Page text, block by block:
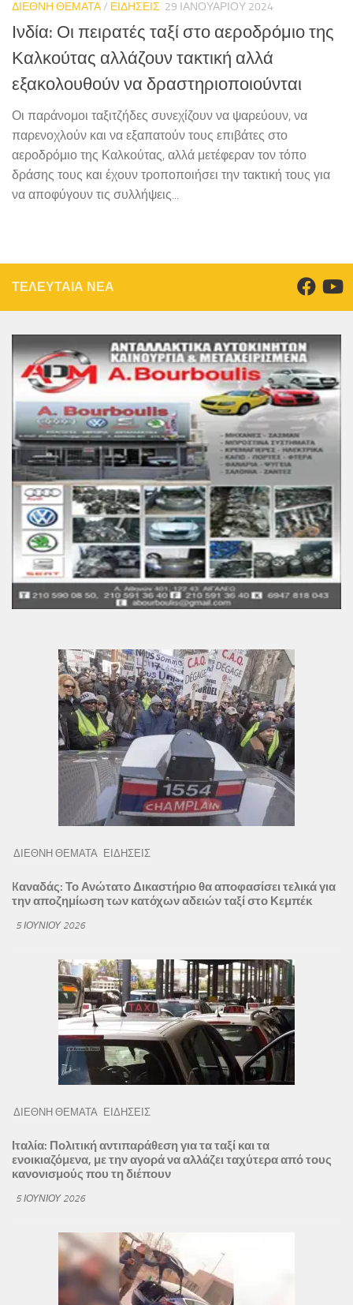
ΔΙΕΘΝΗ ΘΕΜΑΤΑ/ ΕΙΔΗΣΕΙΣ 29 ΙΑΝΟΥΑΡΊΟΥ 2024
Ινδία: Οι πειρατές ταξί στο αεροδρόμιο της
Καλκούτας αλλάζουν τακτική αλλά
εξακολουθούν να δραστηριοποιούνται
Οι παράνομοι ταξιτζήδες συνεχίζουν να ψαρεύουν, να
παρενοχλούν και να εξαπατούν τους επιβάτες στο
αεροδρόμιο της Καλκούτας, αλλά μετέφεραν τον τόπο
δράσης τους και έχουν τροποποιήσει την τακτική τους για
να αποφύγουν τις συλλήψεις...
ΤΕΛΕΥΤΑΙΑ ΝΕΑ
ΔΙΕΘΝΗ ΘΕΜΑΤΑ ΕΙΔΗΣΕΙΣ
Kαναδάς: Το Ανώτατο Δικαστήριο θα αποφασίσει τελικά για
την αποζημίωση των κατόχων αδειών ταξί στο Κεμπέκ
5 ΙΟΥΝΊΟΥ 2026
ΔΙΕΘΝΗ ΘΕΜΑΤΑ ΕΙΔΗΣΕΙΣ
Ιταλία: Πολιτική αντιπαράθεση για τα ταξί και τα
ενοικιαζόμενα, με την αγορά να αλλάζει ταχύτερα από τους
κανονισμούς που τη διέπουν
5 ΙΟΥΝΊΟΥ 2026